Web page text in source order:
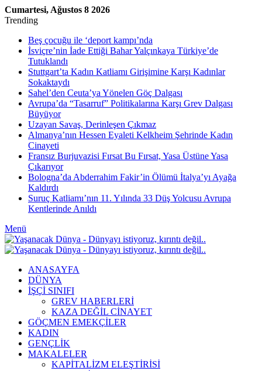
Cumartesi, Ağustos 8 2026
Trending
Beş çocuğu ile ‘deport kampı’nda
İsviçre’nin İade Ettiği Bahar Yalçınkaya Türkiye’de
Tutuklandı
Stuttgart’ta Kadın Katliamı Girişimine Karşı Kadınlar
Sokaktaydı
Sahel’den Ceuta’ya Yönelen Göç Dalgası
Avrupa’da “Tasarruf” Politikalarına Karşı Grev Dalgası
Büyüyor
Uzayan Savaş, Derinleşen Çıkmaz
Almanya’nın Hessen Eyaleti Kelkheim Şehrinde Kadın
Cinayeti
Fransız Burjuvazisi Fırsat Bu Fırsat, Yasa Üstüne Yasa
Çıkarıyor
Bologna’da Abderrahim Fakir’in Ölümü İtalya’yı Ayağa
Kaldırdı
Suruç Katliamı’nın 11. Yılında 33 Düş Yolcusu Avrupa
Kentlerinde Anıldı
Menü
ANASAYFA
DÜNYA
İŞÇİ SINIFI
GREV HABERLERİ
KAZA DEĞİL CİNAYET
GÖÇMEN EMEKÇİLER
KADIN
GENÇLİK
MAKALELER
KAPİTALİZM ELEŞTİRİSİ